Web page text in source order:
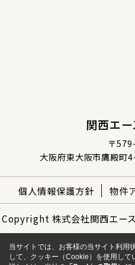
関西エ
〒
大阪府東大阪市鷹殿町
個人情報保護方針 物件
Copyright 株式会社関西エー
当サイトでは、お客様の当サイト利用
して、クッキー（Cookie）を使用して